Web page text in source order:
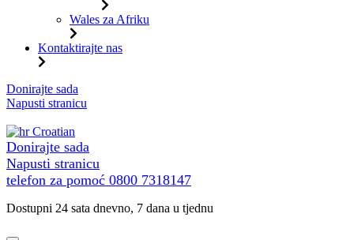
Wales za Afriku
Kontaktirajte nas
Preskoči
na
Donirajte sada
Napusti stranicu
Croatian
Donirajte sada
Napusti stranicu
telefon za pomoć 0800 7318147
Dostupni 24 sata dnevno, 7 dana u tjednu